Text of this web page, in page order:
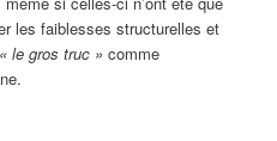
les faiblesses structurelles et
«le gros truc » comme